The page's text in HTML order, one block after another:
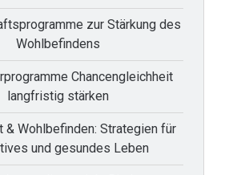
zur Stärkung des
Wohlbefindens
Chancengleichheit
langfristig stärken
& Wohlbefinden: Strategien für
und gesundes Leben